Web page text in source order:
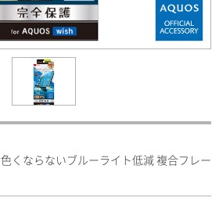
色くならないブルーライト低減 複合フレー